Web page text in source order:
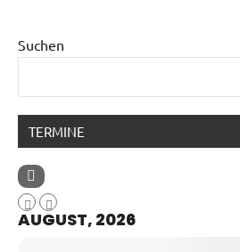
Suchen
TERMINE
AUGUST, 2026